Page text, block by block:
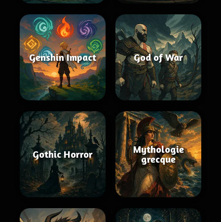
Genshin Impact God of War
Gothic Horror
Mythologie
grecque